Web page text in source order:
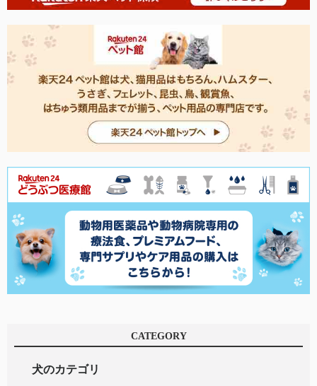
CATEGORY
犬のカテゴリ